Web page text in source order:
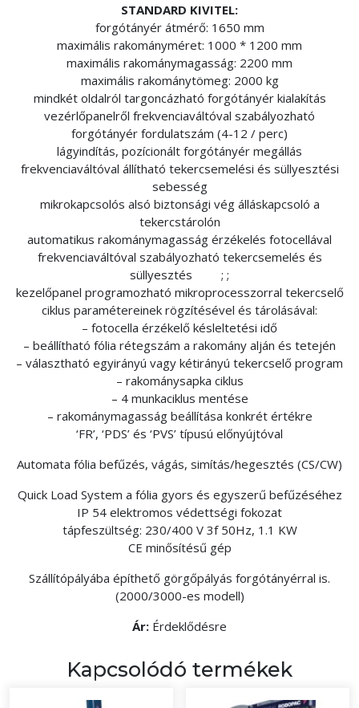
STANDARD KIVITEL:
forgótányér átmérő: 1650 mm
maximális rakományméret: 1000 * 1200 mm
maximális rakománymagasság: 2200 mm
maximális rakománytömeg: 2000 kg
mindkét oldalról targoncázható forgótányér kialakítás
vezérlőpanelről frekvenciaváltóval szabályozható
forgótányér fordulatszám (4-12 / perc)
lágyindítás, pozícionált forgótányér megállás
frekvenciaváltóval állítható tekercsemelési és süllyesztési
sebesség
mikrokapcsolós alsó biztonsági vég álláskapcsoló a
tekercstárolón
automatikus rakománymagasság érzékelés fotocellával
frekvenciaváltóval szabályozható tekercsemelés és
süllyesztés ; ;
kezelőpanel programozható mikroprocesszorral tekercselő
ciklus paramétereinek rögzítésével és tárolásával:
– fotocella érzékelő késleltetési idő
– beállítható fólia rétegszám a rakomány alján és tetején
– választható egyirányú vagy kétirányú tekercselő program
– rakománysapka ciklus
– 4 munkaciklus mentése
– rakománymagasság beállítása konkrét értékre
‘FR’, ‘PDS’ és ‘PVS’ típusú előnyújtóval
Automata fólia befűzés, vágás, simítás/hegesztés (CS/CW)
Quick Load System a fólia gyors és egyszerű befűzéséhez
IP 54 elektromos védettségi fokozat
tápfeszültség: 230/400 V 3f 50Hz, 1.1 KW
CE minősítésű gép
Szállítópályába építhető görgőpályás forgótányérral is.
(2000/3000-es modell)
Ár: Érdeklődésre
Kapcsolódó termékek